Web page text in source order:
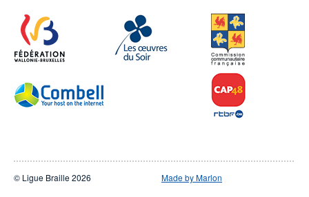
© Ligue Braille 2026 Made by Marlon